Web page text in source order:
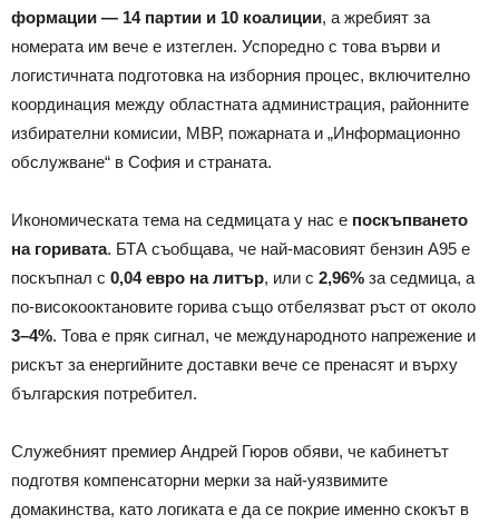
формации — 14 партии и 10 коалиции, а жребият за
номерата им вече е изтеглен. Успоредно с това върви и
логистичната подготовка на изборния процес, включително
координация между областната администрация, районните
избирателни комисии, МВР, пожарната и „Информационно
обслужване“ в София и страната.
Икономическата тема на седмицата у нас е поскъпването
на горивата. БТА съобщава, че най-масовият бензин А95 е
поскъпнал с 0,04 евро на литър, или с 2,96% за седмица, а
по-високооктановите горива също отбелязват ръст от около
3–4%. Това е пряк сигнал, че международното напрежение и
рискът за енергийните доставки вече се пренасят и върху
българския потребител.
Служебният премиер Андрей Гюров обяви, че кабинетът
подготвя компенсаторни мерки за най-уязвимите
домакинства, като логиката е да се покрие именно скокът в